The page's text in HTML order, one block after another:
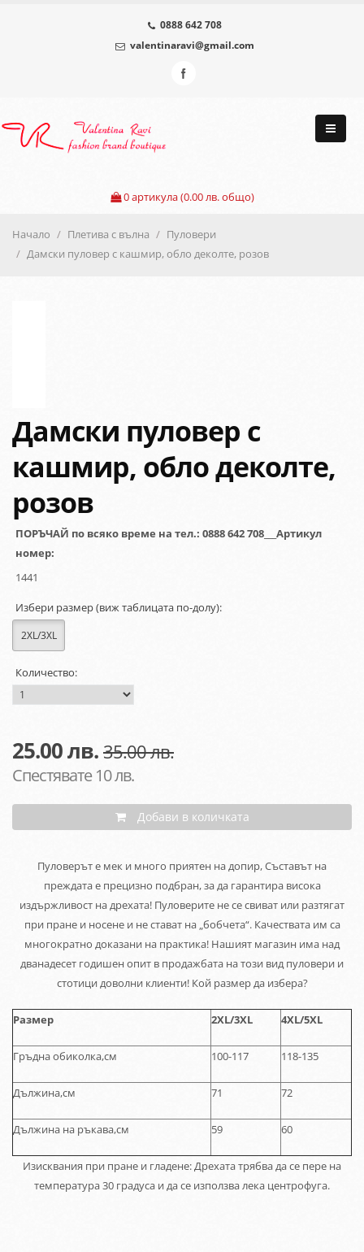
0888 642 708
valentinaravi@gmail.com
0артикула (0.00 лв. общо)
Начало Плетива с вълна
Пуловери
Дамски пуловер с кашмир, обло деколте, розов
Дамски пуловер с
кашмир, обло деколте,
розов
ПОРЪЧАЙ по всяко време на тел.: 0888 642 708___Артикул
номер:
1441
Избери размер (виж таблицата по-долу):
2XL/3XL
Количество:
25.00лв. 35.00 лв.
Спестявате 10 лв.
Добави в количката
Пуловерът е мек и много приятен на допир, Съставът на
преждата е прецизно подбран, за да гарантира висока
издържливост на дрехата! Пуловерите не се свиват или разтягат
при пране и носене и не стават на „бобчета“. Качествата им са
многократно доказани на практика! Нашият магазин има над
дванадесет годишен опит в продажбата на този вид пуловери и
стотици доволни клиенти! Кой размер да избера?
Размер 2XL/3XL 4XL/5XL
Гръдна обиколка,см 100-117 118-135
Дължина,см 71 72
Дължина на ръкава,см 59 60
Изисквания при пране и гладене: Дрехата трябва да се пере на
температура 30 градуса и да се използва лека центрофуга.